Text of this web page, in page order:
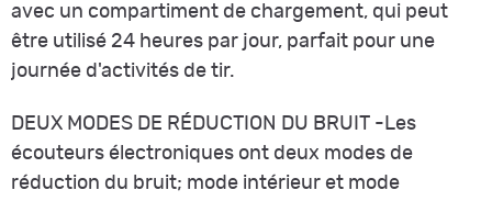
avec un compartiment de chargement, qui peut
être utilisé 24 heures par jour, parfait pour une
journée d'activités de tir.
DEUX MODES DE RÉDUCTION DU BRUIT -Les
écouteurs électroniques ont deux modes de
réduction du bruit; mode intérieur et mode